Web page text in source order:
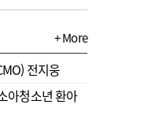
+ More
전지웅
아청소년 환아